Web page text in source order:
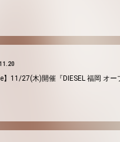
】11/27(木)開催『DIESEL 福岡 オ